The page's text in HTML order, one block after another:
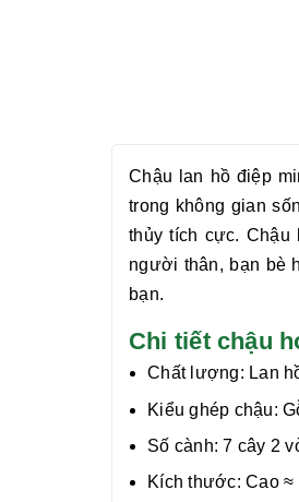
Chậu lan hồ điệp
trong không gian
thủy tích cực. Chậu
người thân, bạn bè
bạn.
Chi tiết chậu
Chất lượng: Lan
Kiểu ghép chậu:
Số cành: 7 cây 2
Kích thước: Cao ≈